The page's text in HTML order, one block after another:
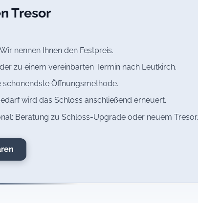
Tresor
nennen Ihnen den Festpreis.
zu einem vereinbarten Termin nach Leutkirch.
Öffnungsmethode.
wird das Schloss anschließend erneuert.
Beratung zu Schloss-Upgrade oder neuem Tresor.